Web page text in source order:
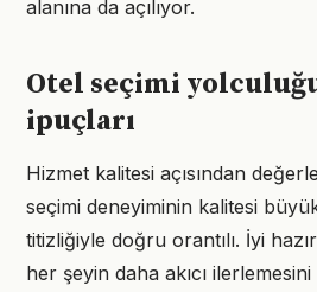
alanına da açılıyor.
Otel seçimi
ipuçları
Hizmet kalitesi açısından
seçimi deneyiminin kalitesi
titizliğiyle doğru orantılı. İyi
her şeyin daha akıcı ilerlemesini